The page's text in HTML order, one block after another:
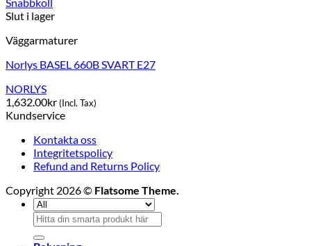
Slut i lager
Väggarmaturer
Norlys BASEL 660B SVART E27
NORLYS
1,632.00kr(Incl. Tax)
Kundservice
Kontakta oss
Integritetspolicy
Refund and Returns Policy
Copyright 2026 © Flatsome Theme.
Sök
efter: